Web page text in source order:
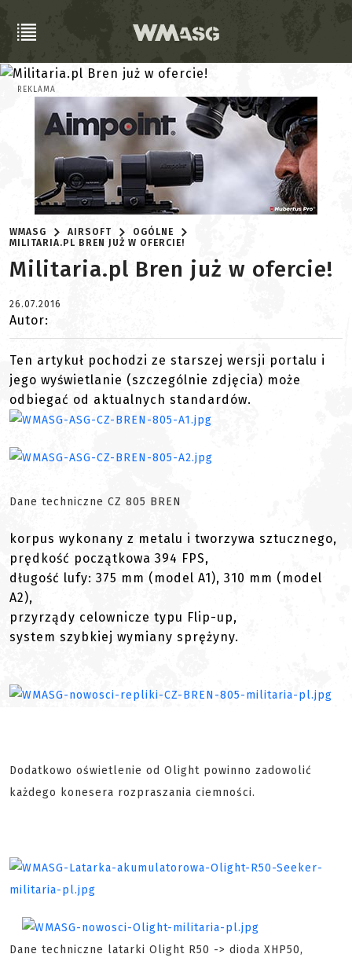
REKLAMA
WMASG AIRSOFT
OGÓLNE
MILITARIA.PL BREN JUŻ W OFERCIE!
Militaria.pl Bren już w ofercie!
26.07.2016
Autor:
Ten artykuł pochodzi ze starszej wersji portalu i
jego wyświetlanie (szczególnie zdjęcia) może
odbiegać od aktualnych standardów.
Dane techniczne CZ 805 BREN
korpus wykonany z metalu i tworzywa sztucznego,
prędkość początkowa 394 FPS,
długość lufy: 375 mm (model A1), 310 mm (model
A2),
przyrządy celownicze typu Flip-up,
system szybkiej wymiany sprężyny.
Dodatkowo oświetlenie od Olight powinno zadowolić
każdego konesera rozpraszania ciemności.
Dane techniczne latarki Olight R50 -> dioda XHP50,